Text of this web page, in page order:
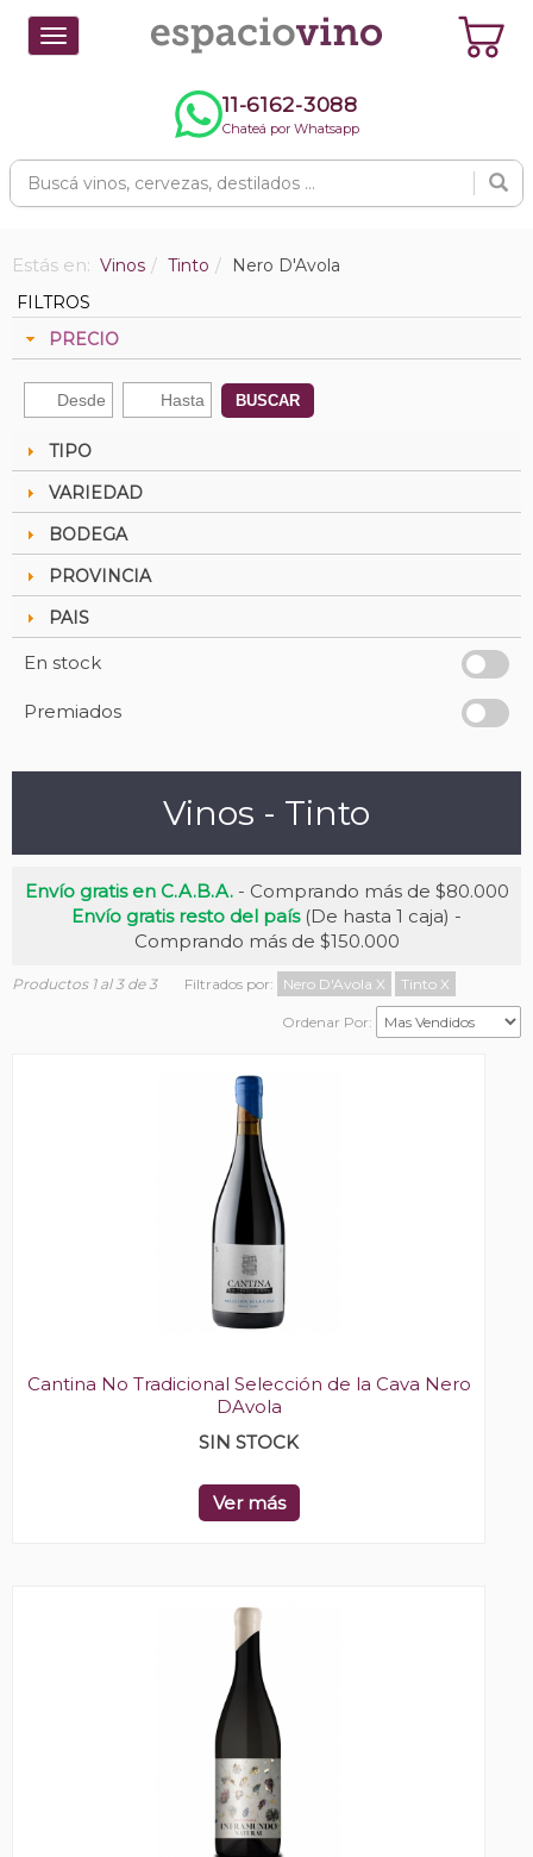
Toggle
navigation
11-6162-3088
Chateá por Whatsapp
Estás en: Vinos Tinto
Nero D'Avola
FILTROS
PRECIO
BUSCAR
TIPO
VARIEDAD
BODEGA
PROVINCIA
PAIS
En stock
Premiados
Vinos - Tinto
Envío gratis en C.A.B.A.- Comprando más de $80.000
Envío gratis resto del país(De hasta 1 caja) -
Comprando más de $150.000
Productos 1 al 3 de 3 Filtrados por: Nero D'Avola X Tinto X
Ordenar Por:
Cantina No Tradicional Selección de la Cava Nero
DAvola
SIN STOCK
Ver más